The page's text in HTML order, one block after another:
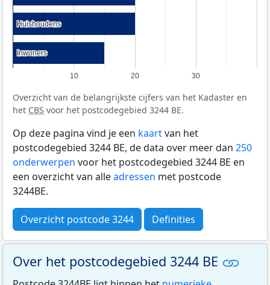
10 20 30
Huishoudens
Huishoudens
Inwoners
Inwoners
Overzicht van de belangrijkste cijfers van het Kadaster en
het CBS voor het postcodegebied 3244 BE.
Op deze pagina vind je een kaartvan het
postcodegebied 3244 BE, de data over meer dan 250
onderwerpen voor het postcodegebied 3244 BE en
een overzicht van alleadressen met postcode
3244BE.
Overzicht postcode 3244 Definities
Over het postcodegebied 3244 BE